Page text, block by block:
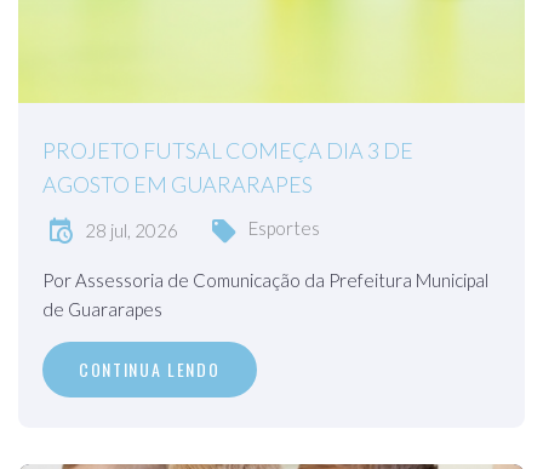
PROJETO FUTSAL COMEÇA DIA 3 DE
AGOSTO EM GUARARAPES
28 jul, 2026 Esportes
Por Assessoria de Comunicação da Prefeitura Municipal
de Guararapes
CONTINUA LENDO